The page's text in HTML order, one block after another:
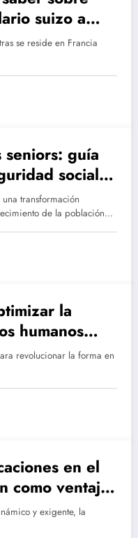
suizo a
se reside en Francia
seniors: guía
social y
transformación
de la población…
la
humanos
a través
revolucionar la forma en
en el
como ventaja
y exigente, la